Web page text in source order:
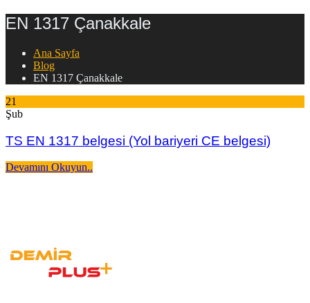
EN 1317 Çanakkale
Ana Sayfa
Blog
EN 1317 Çanakkale
21
Şub
TS EN 1317 belgesi (Yol bariyeri CE belgesi)
Devamını Okuyun..